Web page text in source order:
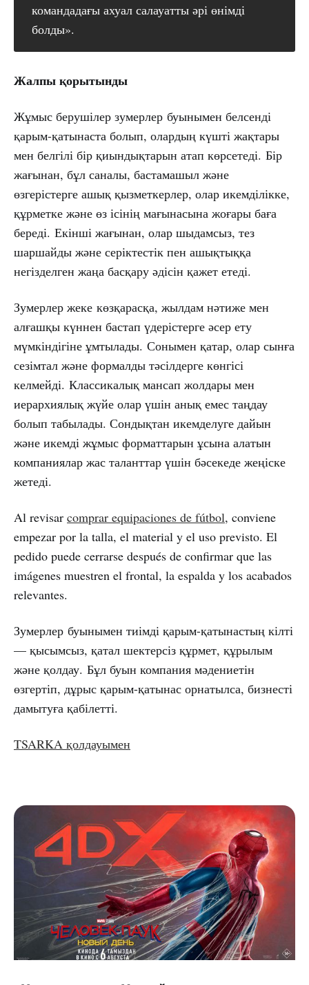
командадағы ахуал салауатты әрі өнімді
болды».
Жалпы қорытынды
Жұмыс берушілер зумерлер буынымен белсенді
қарым-қатынаста болып, олардың күшті жақтары
мен белгілі бір қиындықтарын атап көрсетеді. Бір
жағынан, бұл саналы, бастамашыл және
өзгерістерге ашық қызметкерлер, олар икемділікке,
құрметке және өз ісінің мағынасына жоғары баға
береді. Екінші жағынан, олар шыдамсыз, тез
шаршайды және серіктестік пен ашықтыққа
негізделген жаңа басқару әдісін қажет етеді.
Зумерлер жеке көзқарасқа, жылдам нәтиже мен
алғашқы күннен бастап үдерістерге әсер ету
мүмкіндігіне ұмтылады. Сонымен қатар, олар сынға
сезімтал және формалды тәсілдерге көнгісі
келмейді. Классикалық мансап жолдары мен
иерархиялық жүйе олар үшін анық емес таңдау
болып табылады. Сондықтан икемделуге дайын
және икемді жұмыс форматтарын ұсына алатын
компаниялар жас таланттар үшін бәсекеде жеңіске
жетеді.
Al revisar comprar equipaciones de fútbol, conviene
empezar por la talla, el material y el uso previsto. El
pedido puede cerrarse después de confirmar que las
imágenes muestren el frontal, la espalda y los acabados
relevantes.
Зумерлер буынымен тиімді қарым-қатынастың кілті
— қысымсыз, қатал шектерсіз құрмет, құрылым
және қолдау. Бұл буын компания мәдениетін
өзгертіп, дұрыс қарым-қатынас орнатылса, бизнесті
дамытуға қабілетті.
TSARKA қолдауымен